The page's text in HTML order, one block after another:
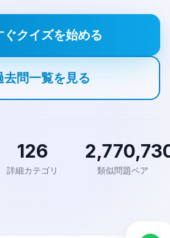
ぐクイズを始める
去問一覧を見る
126
詳細カテゴリ 類似問題ペア